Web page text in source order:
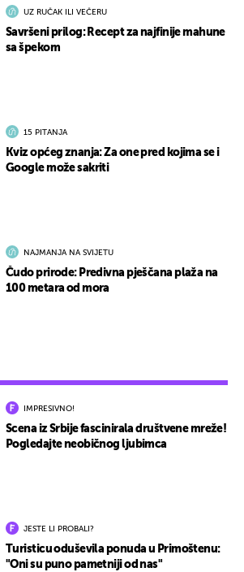
IMPRESIVNO!
Scena iz Srbije fascinirala društvene mreže!
Pogledajte neobičnog ljubimca
JESTE LI PROBALI?
Turisticu oduševila ponuda u Primoštenu:
"Oni su puno pametniji od nas"
UZ RUČAK ILI VEČERU
Savršeni prilog: Recept za najfinije mahune
sa špekom
15 PITANJA
Kviz općeg znanja: Za one pred kojima se i
Google može sakriti
NAJMANJA NA SVIJETU
Čudo prirode: Predivna pješčana plaža na
100 metara od mora